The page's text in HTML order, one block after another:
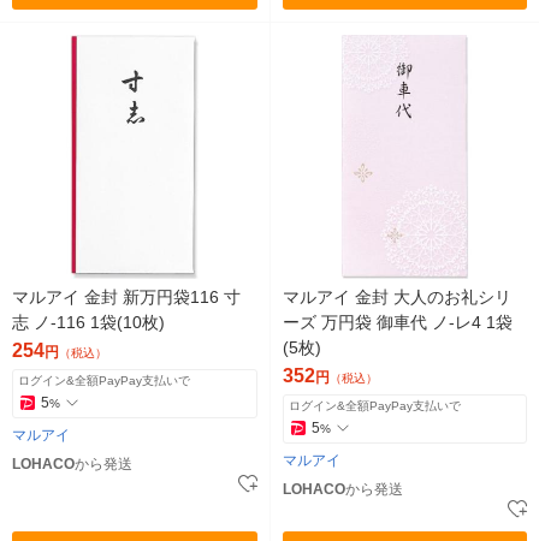
マルアイ 金封 新万円袋116 寸
志 ノ-116 1袋(10枚)
254円 （税込）
ログイン&全額PayPay支払いで
5%
マルアイ
LOHACOから発送
マルアイ 金封 大人のお礼シリ
ーズ 万円袋 御車代 ノ-レ4 1袋
(5枚)
352円 （税込）
ログイン&全額PayPay支払いで
5%
マルアイ
LOHACOから発送